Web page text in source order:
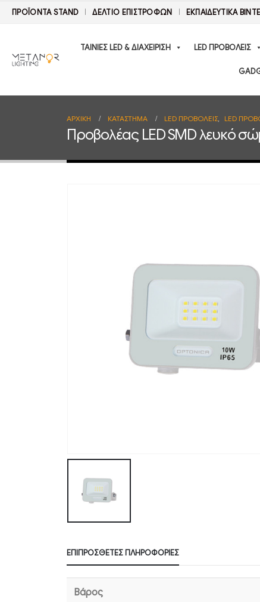
ΠΡΟΪΟΝΤΑ STAND ΔΕΛΤΊΟ ΕΠΙΣΤΡΟΦΏΝ ΕΚΠΑΙΔΕΥΤΙΚΑ
ΤΑΙΝΙΕΣ LED & ΔΙΑΧΕΙΡΙΣΗ LED ΠΡΟΒΟΛΕΙΣ
ΑΡΧΙΚΉ ΚΑΤΆΣΤΗΜΑ LED ΠΡΟΒΟΛΕΙΣ, LED
Προβολέας LED SMD λευκό
ΕΠΙΠΡΌΣΘΕΤΕΣ ΠΛΗΡΟΦΟΡΊΕΣ
Βάρος